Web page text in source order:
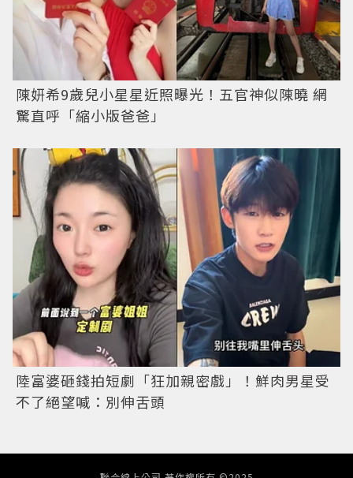
陳妍希9歲兒小星星近照曝光！五官神似陳曉 網
驚直呼「縮小版爸爸」
陸富婆砸錢拍短劇「狂加親密戲」！鮮肉男星受
不了絕望喊：別伸舌頭